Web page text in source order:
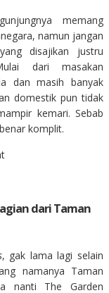
memang
namun jangan
disajikan justru
dari masakan
dan masih banyak
domestik pun tidak
kemari. Sebab
komplit.
dari Taman
, gak lama lagi selain
namanya Taman
nanti The Garden